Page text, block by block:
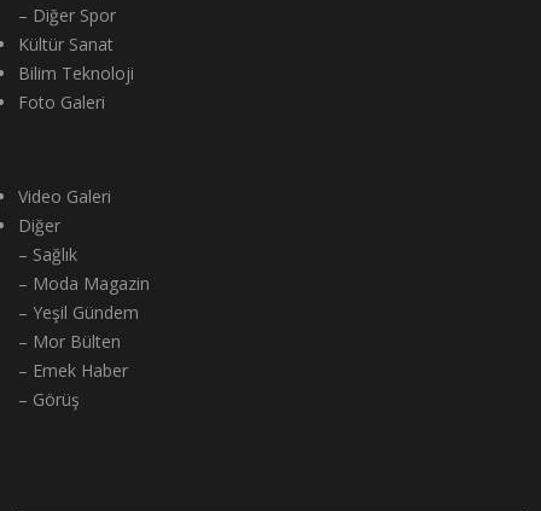
– Diğer Spor
Kültür Sanat
Bilim Teknoloji
Foto Galeri
Video Galeri
Diğer
– Sağlık
– Moda Magazin
– Yeşil Gündem
– Mor Bülten
– Emek Haber
– Görüş